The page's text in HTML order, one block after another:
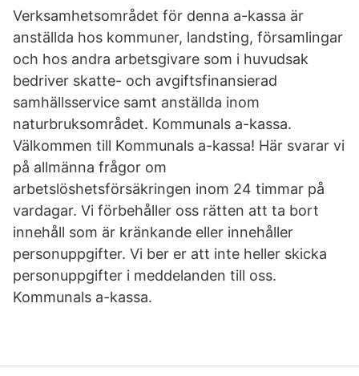
Verksamhetsområdet för denna a-kassa är
anställda hos kommuner, landsting, församlingar
och hos andra arbetsgivare som i huvudsak
bedriver skatte- och avgiftsfinansierad
samhällsservice samt anställda inom
naturbruksområdet. Kommunals a-kassa.
Välkommen till Kommunals a-kassa! Här svarar vi
på allmänna frågor om
arbetslöshetsförsäkringen inom 24 timmar på
vardagar. Vi förbehåller oss rätten att ta bort
innehåll som är kränkande eller innehåller
personuppgifter. Vi ber er att inte heller skicka
personuppgifter i meddelanden till oss.
Kommunals a-kassa.